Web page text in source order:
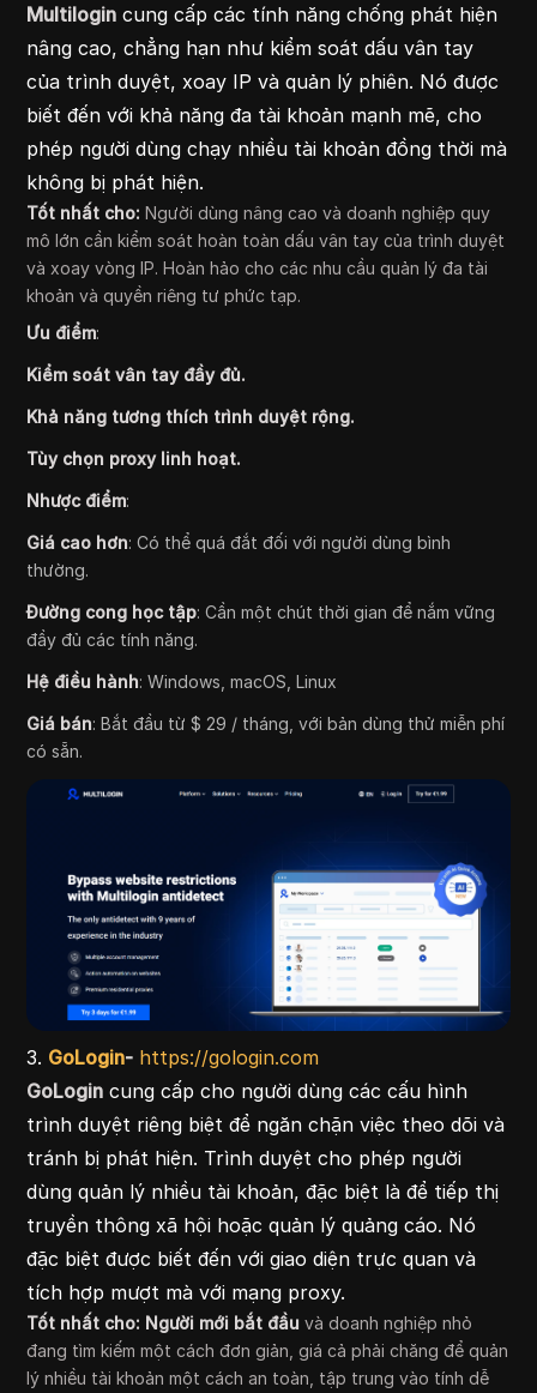
Multilogin cung cấp các tính năng chống phát hiện
nâng cao, chẳng hạn như kiểm soát dấu vân tay
của trình duyệt, xoay IP và quản lý phiên. Nó được
biết đến với khả năng đa tài khoản mạnh mẽ, cho
phép người dùng chạy nhiều tài khoản đồng thời mà
không bị phát hiện.
Tốt nhất cho: Người dùng nâng cao và doanh nghiệp quy
mô lớn cần kiểm soát hoàn toàn dấu vân tay của trình duyệt
và xoay vòng IP. Hoàn hảo cho các nhu cầu quản lý đa tài
khoản và quyền riêng tư phức tạp.
Ưu điểm:
Kiểm soát vân tay đầy đủ.
Khả năng tương thích trình duyệt rộng.
Tùy chọn proxy linh hoạt.
Nhược điểm:
Giá cao hơn: Có thể quá đắt đối với người dùng bình
thường.
Đường cong học tập: Cần một chút thời gian để nắm vững
đầy đủ các tính năng.
Hệ điều hành: Windows, macOS, Linux
Giá bán: Bắt đầu từ $ 29 / tháng, với bản dùng thử miễn phí
có sẵn.
3. GoLogin- https://gologin.com
GoLogin cung cấp cho người dùng các cấu hình
trình duyệt riêng biệt để ngăn chặn việc theo dõi và
tránh bị phát hiện. Trình duyệt cho phép người
dùng quản lý nhiều tài khoản, đặc biệt là để tiếp thị
truyền thông xã hội hoặc quản lý quảng cáo. Nó
đặc biệt được biết đến với giao diện trực quan và
tích hợp mượt mà với mạng proxy.
Tốt nhất cho: Người mới bắt đầu và doanh nghiệp nhỏ
đang tìm kiếm một cách đơn giản, giá cả phải chăng để quản
lý nhiều tài khoản một cách an toàn, tập trung vào tính dễ